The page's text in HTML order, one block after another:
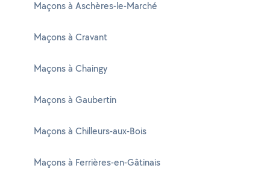
Maçons à Aschères-le-Marché
Maçons à Cravant
Maçons à Chaingy
Maçons à Gaubertin
Maçons à Chilleurs-aux-Bois
Maçons à Ferrières-en-Gâtinais